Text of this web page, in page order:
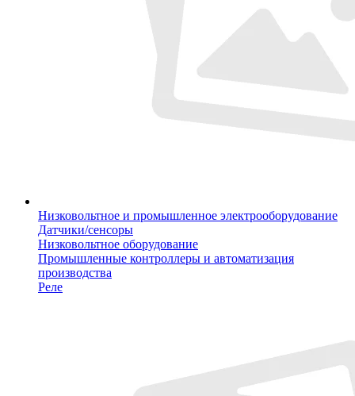
Низковольтное и промышленное электрооборудование
Датчики/сенсоры
Низковольтное оборудование
Промышленные контроллеры и автоматизация
производства
Реле